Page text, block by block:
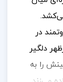
ثروتمند در
دلگیر
را به